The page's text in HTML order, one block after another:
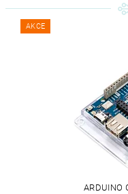
AKCE
ARDUINO